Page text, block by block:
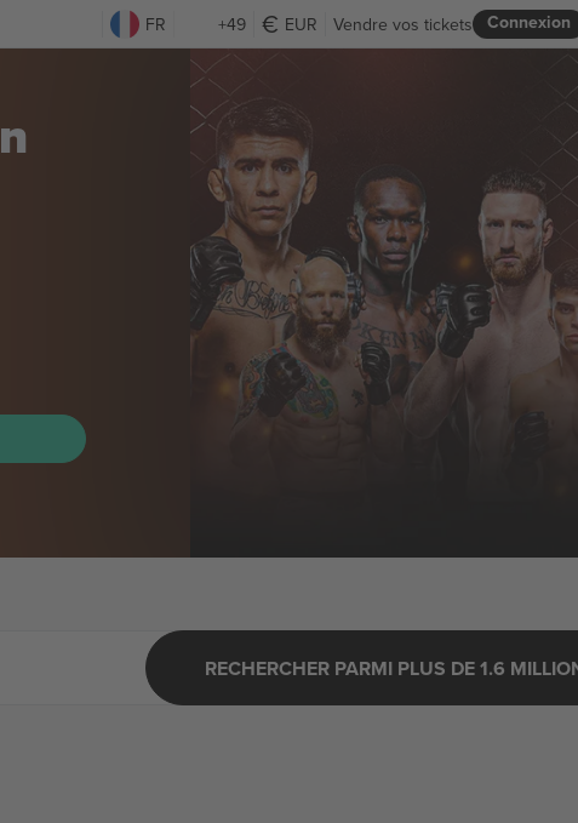
FR +49 EUR Connexion
Vendre vos tickets
RECHERCHER PARMI PLUS DE 1.6